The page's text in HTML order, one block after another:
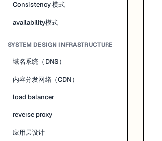
Consistency 模式
availability模式
SYSTEM DESIGN INFRASTRUCTURE
域名系统（DNS）
内容分发网络（CDN）
load balancer
reverse proxy
应用层设计